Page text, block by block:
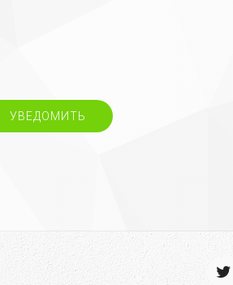
УВЕДОМИТЬ